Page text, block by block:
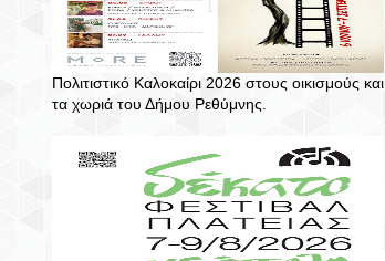
Πολιτιστικό Καλοκαίρι 2026 στους οικισμούς και
τα χωριά του Δήμου Ρεθύμνης.